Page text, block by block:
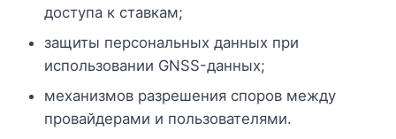
доступа к ставкам;
защиты персональных данных при
использовании GNSS-данных;
механизмов разрешения споров между
провайдерами и пользователями.